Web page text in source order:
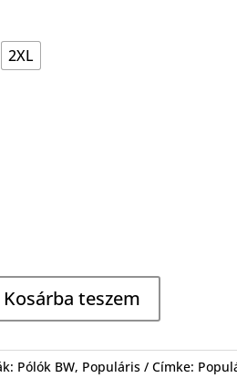
2XL
Kosárba teszem
Pólók BW, Populáris Címke: